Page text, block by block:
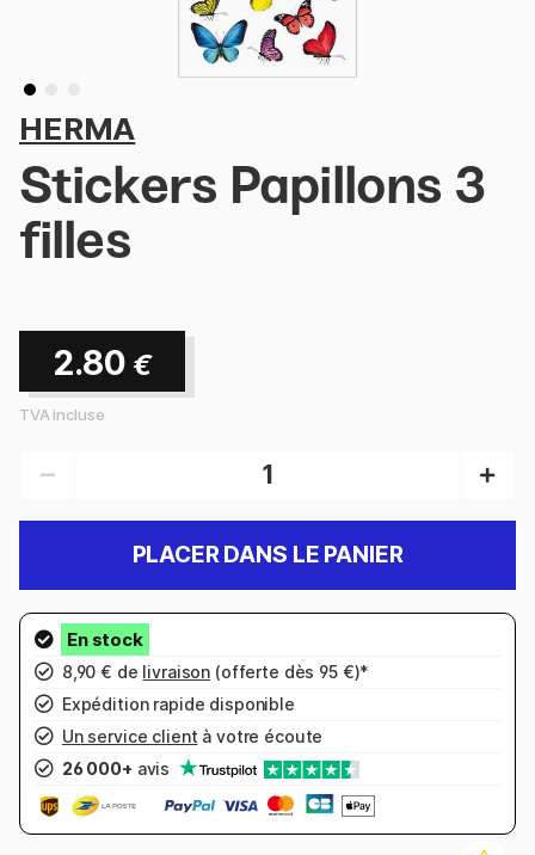
HERMA
Stickers Papillons 3
filles
2.80 €
TVA incluse
PLACER DANS LE PANIER
8,90 € de livraison (offerte dès 95 €)*
Expédition rapide disponible
Un service client à votre écoute
26 000+ avis